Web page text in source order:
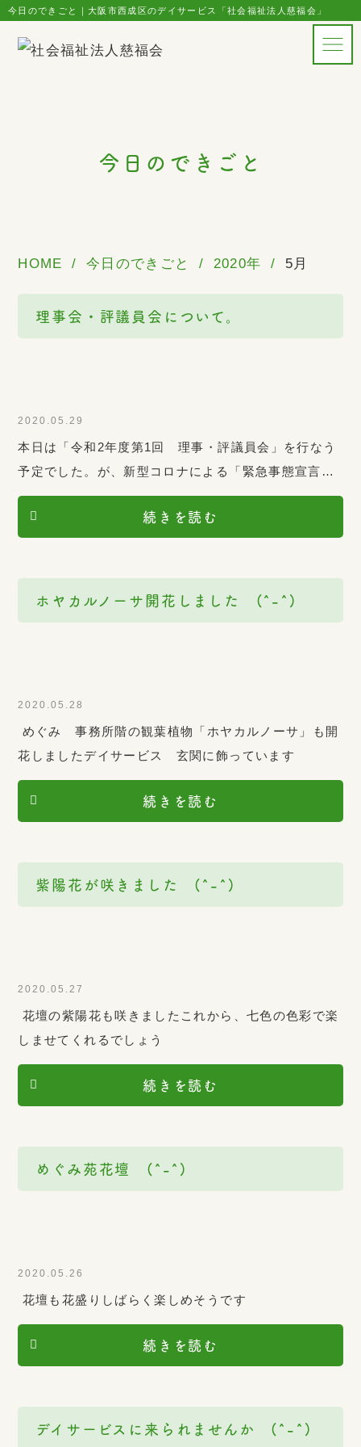
今日のできごと｜大阪市西成区のデイサービス「社会福祉法人慈福会」
今日のできごと
HOME 今日のできごと 2020年 5月
理事会・評議員会について。
2020.05.29
本日は「令和2年度第1回 理事・評議員会」を行なう
予定でした。が、新型コロナによる「緊急事態宣言」
の終了後間もない為、書面会議と致します。役員の皆
様にはご不便をお掛けします。今後とも、「慈福会」
続きを読む
ホヤカルノーサ開花しました (^-^)
2020.05.28
めぐみ 事務所階の観葉植物「ホヤカルノーサ」も開
花しましたデイサービス 玄関に飾っています
続きを読む
紫陽花が咲きました (^-^)
2020.05.27
花壇の紫陽花も咲きましたこれから、七色の色彩で楽
しませてくれるでしょう
続きを読む
めぐみ苑花壇 (^-^)
2020.05.26
花壇も花盛りしばらく楽しめそうです
続きを読む
デイサービスに来られませんか (^-^)